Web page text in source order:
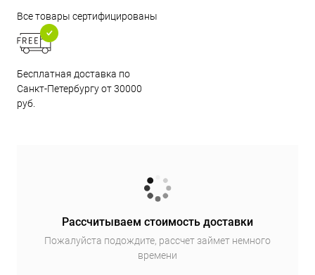
Все товары сертифицированы
Бесплатная доставка по
Санкт-Петербургу от 30000
руб.
Рассчитываем стоимость доставки
Пожалуйста подождите, рассчет займет немного
времени